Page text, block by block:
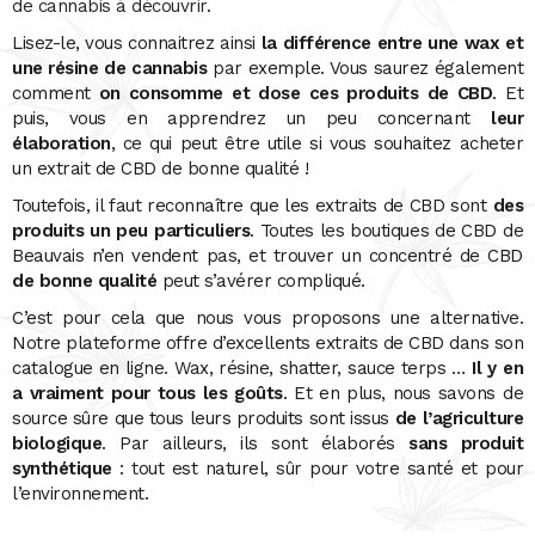
de cannabis à découvrir.
Lisez-le, vous connaitrez ainsi la différence entre une wax et
une résine de cannabispar exemple. Vous saurez également
comment on consomme et dose ces produits de CBD. Et
puis, vous en apprendrez un peu concernant leur
élaboration, ce qui peut être utile si vous souhaitez acheter
un extrait de CBD de bonne qualité !
Toutefois, il faut reconnaître que les extraits de CBD sont des
produits un peu particuliers. Toutes les boutiques de CBD de
Beauvais n’en vendent pas, et trouver un concentré de CBD
de bonne qualité peut s’avérer compliqué.
C’est pour cela que nous vous proposons une alternative.
Notre plateforme offre d’excellents extraits de CBD dans son
catalogue en ligne. Wax, résine, shatter, sauce terps … Il y en
a vraiment pour tous les goûts. Et en plus, nous savons de
source sûre que tous leurs produits sont issus de l’agriculture
biologique. Par ailleurs, ils sont élaborés sans produit
synthétique : tout est naturel, sûr pour votre santé et pour
l’environnement.